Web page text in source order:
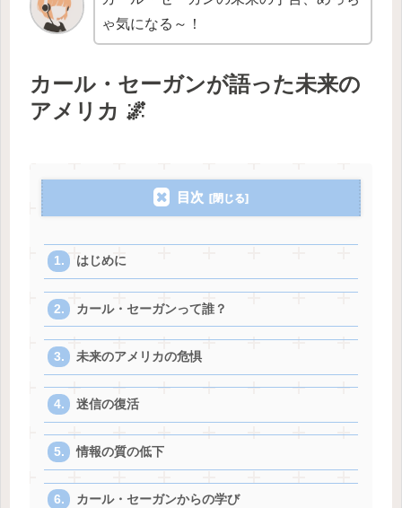
ゃ気になる～！
カール・セーガンが語った未来の
アメリカ 🌌
目次
はじめに
カール・セーガンって誰？
未来のアメリカの危惧
迷信の復活
情報の質の低下
カール・セーガンからの学び